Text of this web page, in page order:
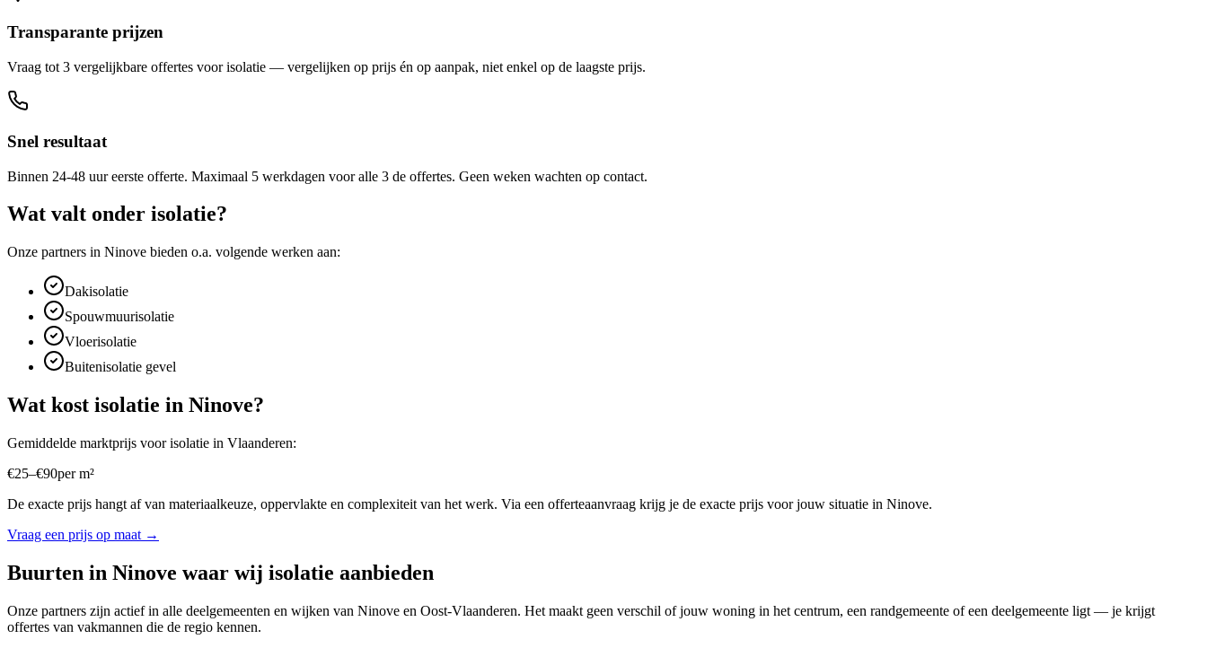
Transparante prijzen
Vraag tot 3 vergelijkbare offertes voor isolatie — vergelijken op prijs én op aanpak, niet enkel op de laagste prijs.
Snel resultaat
Binnen 24-48 uur eerste offerte. Maximaal 5 werkdagen voor alle 3 de offertes. Geen weken wachten op contact.
Wat valt onder isolatie?
Onze partners in Ninove bieden o.a. volgende werken aan:
Dakisolatie
Spouwmuurisolatie
Vloerisolatie
Buitenisolatie gevel
Wat kost isolatie in Ninove?
Gemiddelde marktprijs voorisolatie in Vlaanderen:
€25–€90perm²
De exacte prijs hangt af van materiaalkeuze, oppervlakte en complexiteit van het werk. Via een offerteaanvraag krijg je de exacte prijs voor jouw situatie in Ninove.
Vraag een prijs op maat →
Buurten in Ninove waar wij isolatie aanbieden
Onze partners zijn actief in alle deelgemeenten en wijken van Ninove en Oost-Vlaanderen. Het maakt geen verschil of jouw woning in het centrum, een randgemeente of een deelgemeente ligt — je krijgt
offertes van vakmannen die de regio kennen.